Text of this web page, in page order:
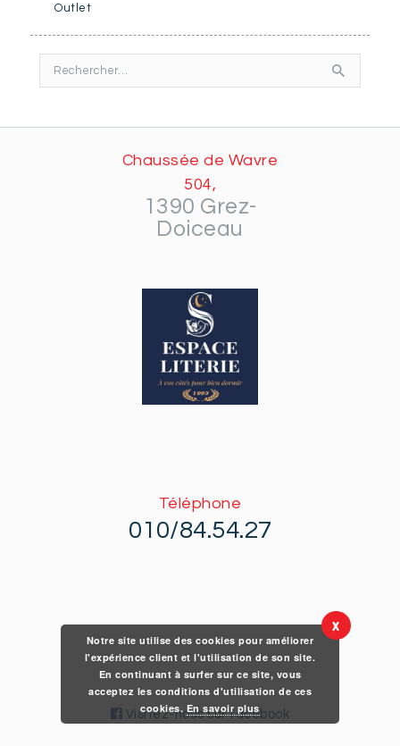
Outlet
Chaussée de Wavre
504,
1390 Grez-
Doiceau
Téléphone
010/84.54.27
Visitez-nous sur facebook
Notre site utilise des cookies pour améliorer
l'expérience client et l'utilisation de son site.
En continuant à surfer sur ce site, vous
acceptez les conditions d'utilisation de ces
cookies.En savoir plus
X